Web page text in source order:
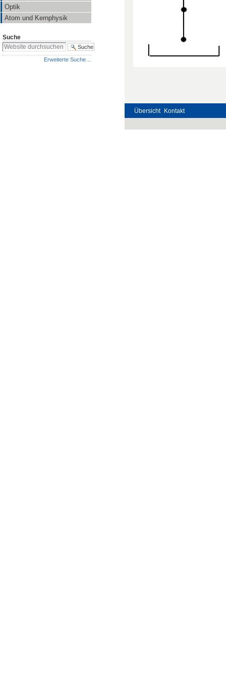
Optik
Atom und Kernphysik
Suche
Erweiterte Suche…
Übersicht Kontakt